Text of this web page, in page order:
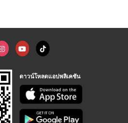
ดาวน์โหลดแอปพลิเคชัน